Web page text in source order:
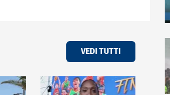
VEDI TUTTI